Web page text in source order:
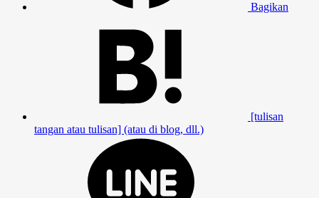
Bagikan
[tulisan
tangan atau tulisan] (atau di blog, dll.)